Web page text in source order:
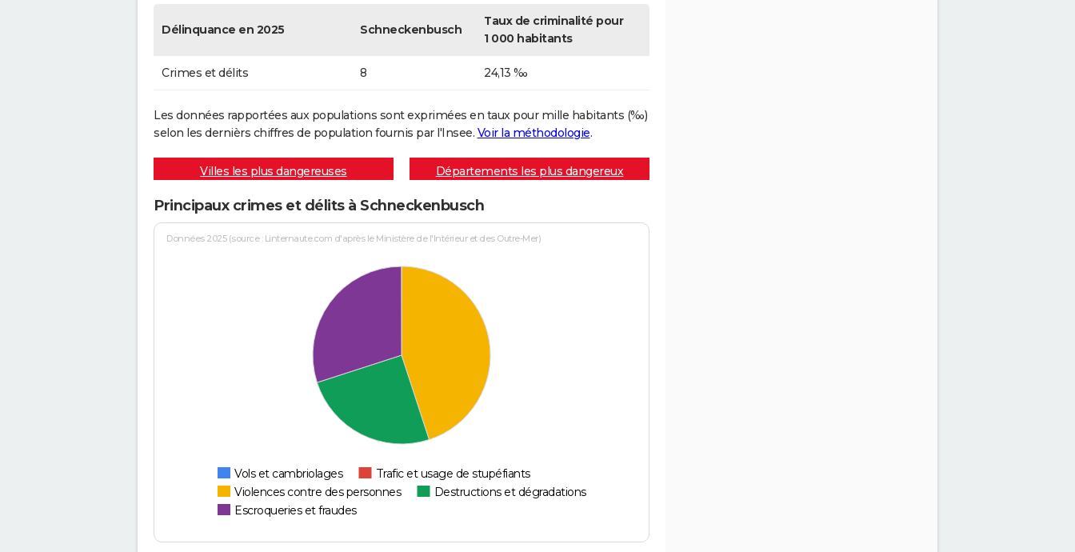
Délinquance en 2025 Schneckenbusch
Taux de criminalité pour
1 000 habitants
Crimes et délits 8 24,13 ‰
Les données rapportées aux populations sont exprimées en taux pour mille habitants (‰)
selon les dernièrs chiffres de population fournis par l'Insee. Voir la méthodologie.
Villes les plus dangereuses Départements les plus dangereux
Principaux crimes et délits à Schneckenbusch
Données 2025 (source : Linternaute.com d'après le Ministère de l'Intérieur et des Outre-Mer)
Vols et cambriolages
Trafic et usage de stupéfiants
Violences contre des personnes
Destructions et dégradations
Escroqueries et fraudes